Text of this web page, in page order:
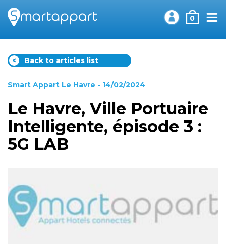
0
< Back to articles list
Smart Appart Le Havre - 14/02/2024
Le Havre, Ville Portuaire
Intelligente, épisode 3 :
5G LAB